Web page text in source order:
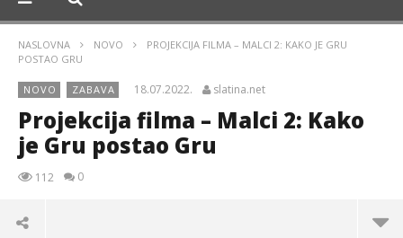
NASLOVNA NOVO
PROJEKCIJA FILMA – MALCI 2: KAKO JE GRU
POSTAO GRU
NOVO ZABAVA 18.07.2022. slatina.net
Projekcija filma – Malci 2: Kako
je Gru postao Gru
112 0